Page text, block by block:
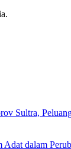
Sultra,
Adat dalam